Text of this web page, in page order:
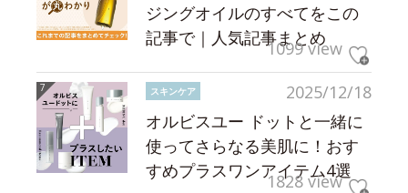
ジングオイルのすべてをこの
記事で｜人気記事まとめ
1099 view
2025/12/18
スキンケア
オルビスユー ドットと一緒に
使ってさらなる美肌に！おす
すめプラスワンアイテム4選
1828 view